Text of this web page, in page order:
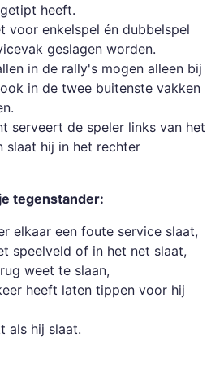
heeft.
voor enkelspel én dubbelspel
geslagen worden.
in de rally's mogen alleen bij
in de twee buitenste vakken
serveert de speler links van het
slaat hij in het rechter
tegenstander:
elkaar een foute service slaat,
speelveld of in het net slaat,
weet te slaan,
heeft laten tippen voor hij
als hij slaat.